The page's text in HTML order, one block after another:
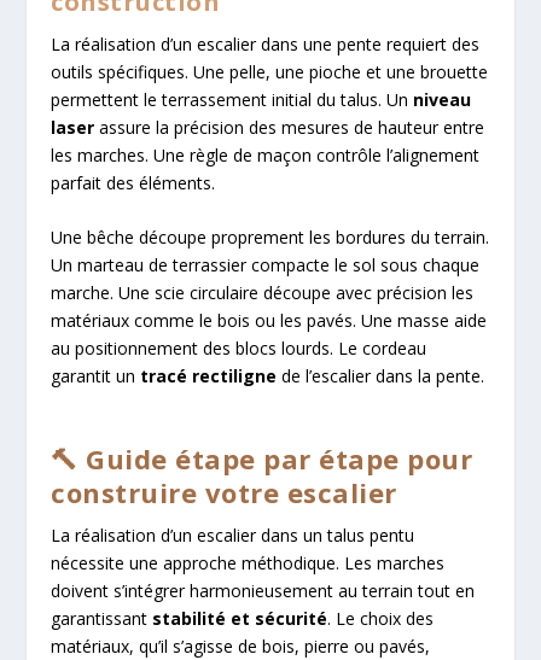
La réalisation d’un escalier dans une pente requiert des
outils spécifiques. Une pelle, une pioche et une brouette
permettent le terrassement initial du talus. Un niveau
laser assure la précision des mesures de hauteur entre
les marches. Une règle de maçon contrôle l’alignement
parfait des éléments.
Une bêche découpe proprement les bordures du terrain.
Un marteau de terrassier compacte le sol sous chaque
marche. Une scie circulaire découpe avec précision les
matériaux comme le bois ou les pavés. Une masse aide
au positionnement des blocs lourds. Le cordeau
garantit un tracé rectiligne de l’escalier dans la pente.
🔨 Guide étape par étape pour
construire votre escalier
La réalisation d’un escalier dans un talus pentu
nécessite une approche méthodique. Les marches
doivent s’intégrer harmonieusement au terrain tout en
garantissant stabilité et sécurité. Le choix des
matériaux, qu’il s’agisse de bois, pierre ou pavés,